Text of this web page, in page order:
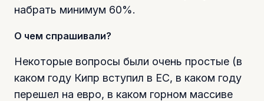
набрать минимум 60%.
О чем спрашивали?
Некоторые вопросы были очень простые (в
каком году Кипр вступил в ЕС, в каком году
перешел на евро, в каком горном массиве